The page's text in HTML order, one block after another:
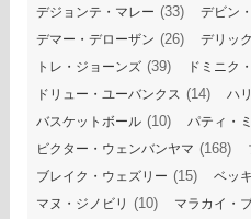
デジョンテ・マレー (33) デビン
デマー・デローザン (26) デリッ
トレ・ジョーンズ (39) ドミニク
ドリュー・ユーバンクス (14) ハ
バスケットボール (10) パティ・
ビクター・ウェンバンヤマ (168)
ブレイク・ウェズリー (15) ベッ
マヌ・ジノビリ (10) マラカイ・